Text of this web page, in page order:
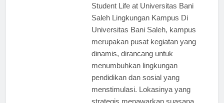
Student Life at Universitas Bani
Saleh Lingkungan Kampus Di
Universitas Bani Saleh, kampus
merupakan pusat kegiatan yang
dinamis, dirancang untuk
menumbuhkan lingkungan
pendidikan dan sosial yang
menstimulasi. Lokasinya yang